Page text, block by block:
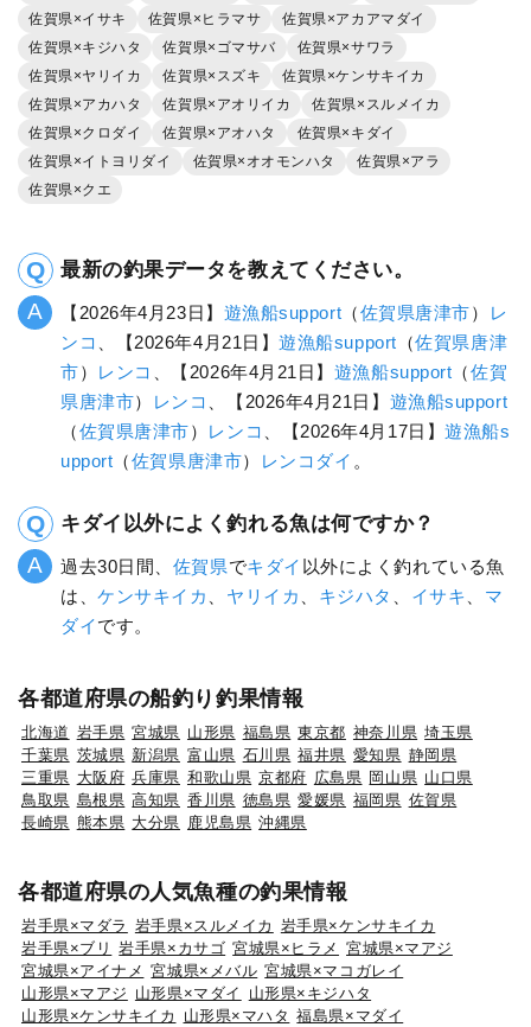
佐賀県×イサキ
佐賀県×ヒラマサ
佐賀県×アカアマダイ
佐賀県×キジハタ
佐賀県×ゴマサバ
佐賀県×サワラ
佐賀県×ヤリイカ
佐賀県×スズキ
佐賀県×ケンサキイカ
佐賀県×アカハタ
佐賀県×アオリイカ
佐賀県×スルメイカ
佐賀県×クロダイ
佐賀県×アオハタ
佐賀県×キダイ
佐賀県×イトヨリダイ
佐賀県×オオモンハタ
佐賀県×アラ
佐賀県×クエ
最新の釣果データを教えてください。
【2026年4月23日】 遊漁船support （佐賀県唐津市）
レ
ンコ
、【2026年4月21日】遊漁船support （佐賀県 唐津
市） レンコ 、【2026年4月21日】 遊漁船support （佐賀
県 唐津市） レンコ 、【2026年4月21日】 遊漁船support
（佐賀県唐津市） レンコ 、【2026年4月17日】遊漁船s
upport （佐賀県 唐津市） レンコダイ 。
キダイ以外によく釣れる魚は何ですか？
過去30日間、 佐賀県でキダイ 以外によく釣れている魚
は、ケンサキイカ ヤリイカ キジハタ イサキ
マ
ダイです。
各都道府県の船釣り釣果情報
北海道 岩手県 宮城県 山形県 福島県 東京都 神奈川県 埼玉県
千葉県 茨城県 新潟県 富山県 石川県 福井県 愛知県 静岡県
三重県 大阪府 兵庫県 和歌山県 京都府 広島県 岡山県 山口県
鳥取県 島根県 高知県 香川県 徳島県 愛媛県 福岡県 佐賀県
長崎県 熊本県 大分県 鹿児島県 沖縄県
各都道府県の人気魚種の釣果情報
岩手県×マダラ 岩手県×スルメイカ 岩手県×ケンサキイカ
岩手県×ブリ
岩手県×カサゴ 宮城県×ヒラメ
宮城県×マアジ
宮城県×アイナメ 宮城県×メバル 宮城県×マコガレイ
山形県×マアジ 山形県×マダイ
山形県×キジハタ
山形県×ケンサキイカ
山形県×マハタ 福島県×マダイ